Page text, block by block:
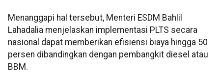
Menanggapi hal tersebut, Menteri ESDM Bahlil
Lahadalia menjelaskan implementasi PLTS secara
nasional dapat memberikan efisiensi biaya hingga 50
persen dibandingkan dengan pembangkit diesel atau
BBM.